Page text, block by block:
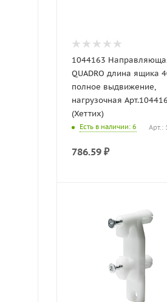
1044163
QUADRO длина ящика
полное выдвижение,
нагрузочная
(Хеттих)
Есть в наличии: 6 Арт.:
786.59 ₽